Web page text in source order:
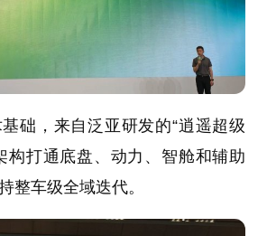
础，来自泛亚研发的“逍遥超级
构打通底盘、动力、智舱和辅助
整车级全域迭代。